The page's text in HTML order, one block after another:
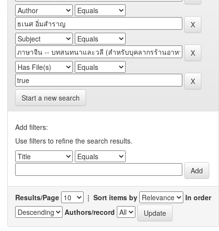
Start a new search
Add filters:
Use filters to refine the search results.
Results/Page | Sort items by
In order
Authors/record